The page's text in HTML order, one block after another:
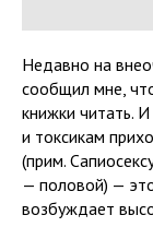
Недавно на
сообщил мне,
книжки читать.
и токсикам
(прим.
— половой) —
возбуждает